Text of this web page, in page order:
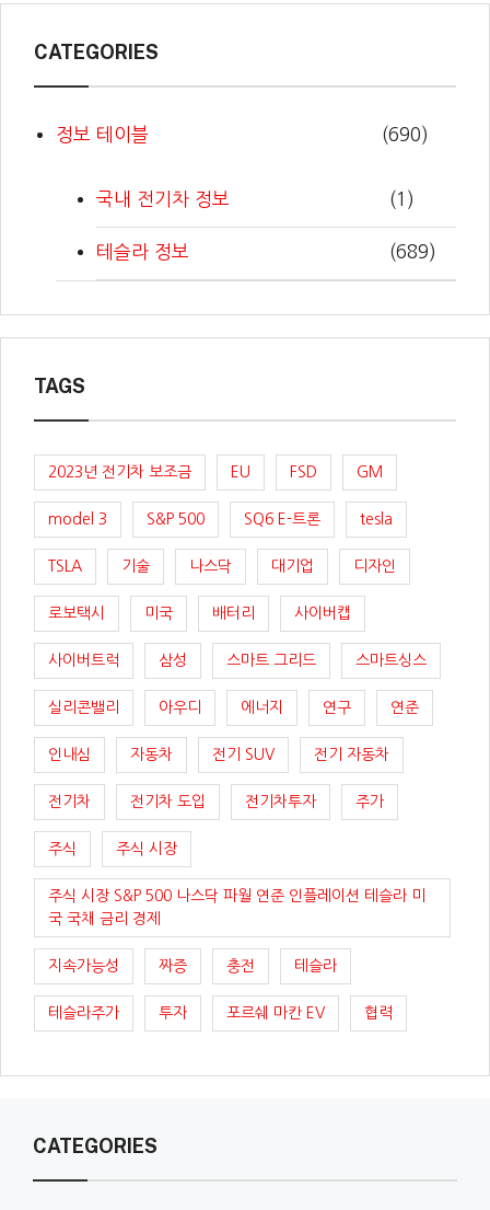
CATEGORIES
정보 테이블 (690)
국내 전기차 정보 (1)
테슬라 정보 (689)
TAGS
2023년 전기차 보조금 EU FSD GM
model 3 S&P 500 SQ6 E-트론 tesla
TSLA 기술 나스닥 대기업 디자인
로보택시 미국 배터리 사이버캡
사이버트럭 삼성 스마트 그리드 스마트싱스
실리콘밸리 아우디 에너지 연구 연준
인내심 자동차 전기 SUV 전기 자동차
전기차 전기차 도입 전기차투자 주가
주식 주식 시장
주식 시장 S&P 500 나스닥 파월 연준 인플레이션 테슬라 미
국 국채 금리 경제
지속가능성 짜증 충전 테슬라
테슬라주가 투자 포르쉐 마칸 EV 협력
CATEGORIES